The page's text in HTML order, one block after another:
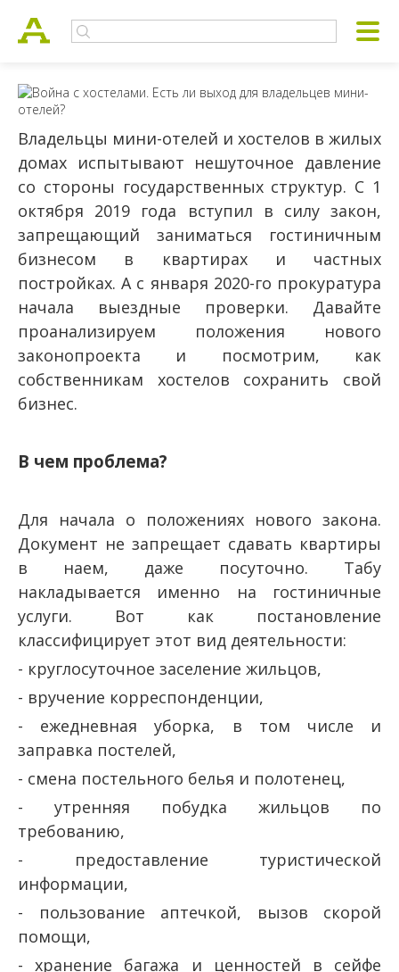
Владельцы мини-отелей и хостелов в жилых
домах испытывают нешуточное давление
со стороны государственных структур. С 1
октября 2019 года вступил в силу закон,
запрещающий заниматься гостиничным
бизнесом в квартирах и частных
постройках. А с января 2020-го прокуратура
начала выездные проверки. Давайте
проанализируем положения нового
законопроекта и посмотрим, как
собственникам хостелов сохранить свой
бизнес.
В чем проблема?
Для начала о положениях нового закона.
Документ не запрещает сдавать квартиры
в наем, даже посуточно. Табу
накладывается именно на гостиничные
услуги. Вот как постановление
классифицирует этот вид деятельности:
- круглосуточное заселение жильцов,
- вручение корреспонденции,
- ежедневная уборка, в том числе и
заправка постелей,
- смена постельного белья и полотенец,
- утренняя побудка жильцов по
требованию,
- предоставление туристической
информации,
- пользование аптечкой, вызов скорой
помощи,
- хранение багажа и ценностей в сейфе